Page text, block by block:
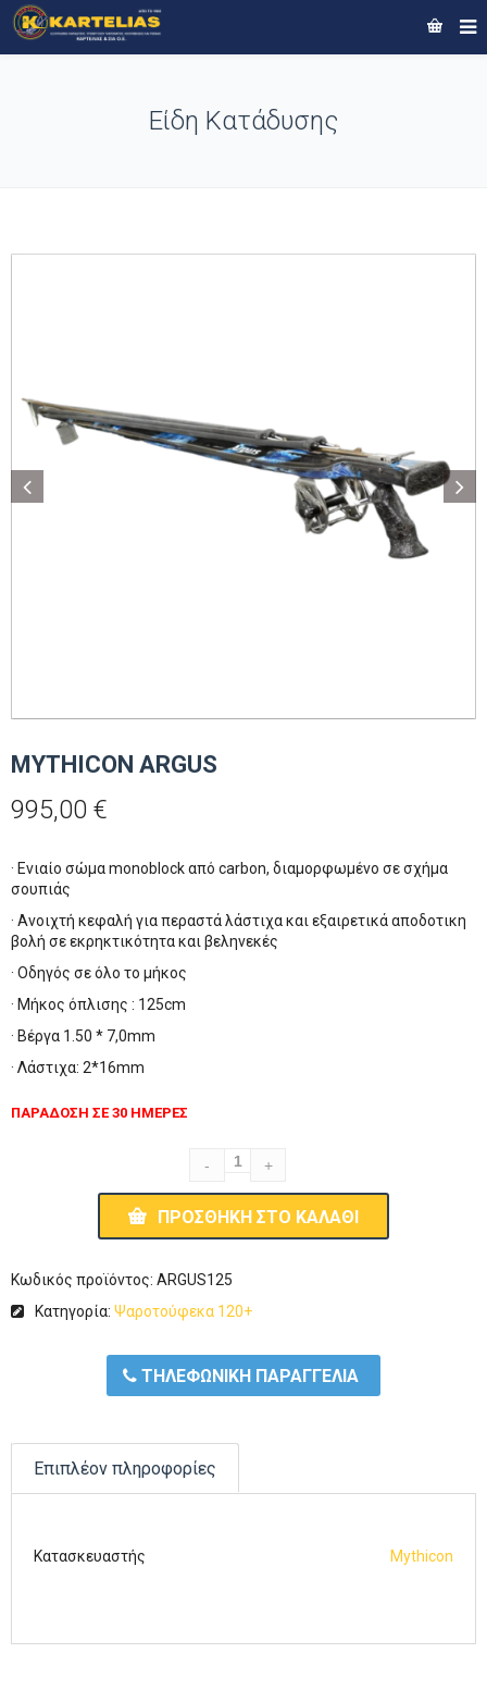
Είδη Κατάδυσης
MYTHICON ARGUS
995,00 €
· Ενιαίο σώμα monoblock από carbon, διαμορφωμένο σε σχήμα
σουπιάς
· Ανοιχτή κεφαλή για περαστά λάστιχα και εξαιρετικά αποδοτικη
βολή σε εκρηκτικότητα και βεληνεκές
· Οδηγός σε όλο το μήκος
· Μήκος όπλισης : 125cm
· Βέργα 1.50 * 7,0mm
· Λάστιχα: 2*16mm
ΠΑΡΑΔΟΣΗ ΣΕ 30 ΗΜΕΡΕΣ
ΠΡΟΣΘΉΚΗ ΣΤΟ ΚΑΛΆΘΙ
Κωδικός προϊόντος: ARGUS125
Κατηγορία: Ψαροτούφεκα 120+
ΤΗΛΕΦΩΝΙΚΗ ΠΑΡΑΓΓΕΛΙΑ
Επιπλέον πληροφορίες
Κατασκευαστής Mythicon